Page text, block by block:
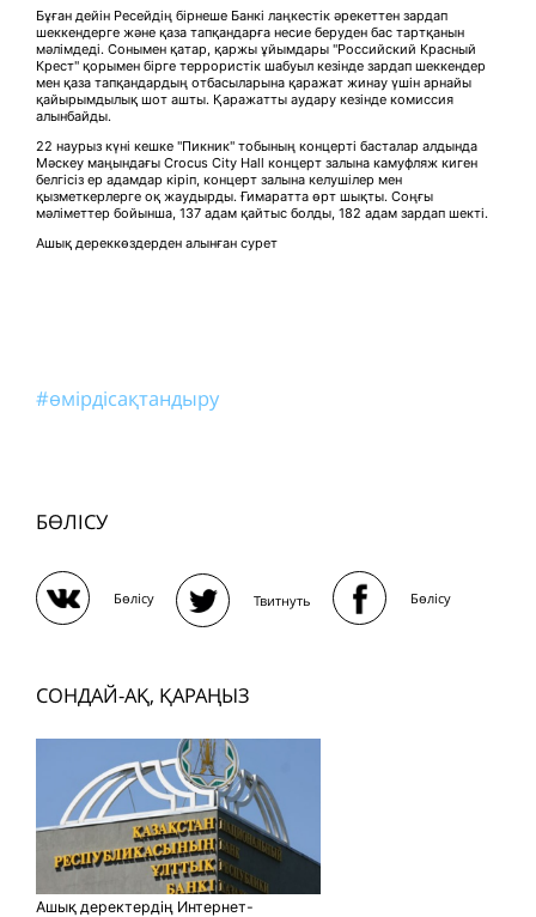
Бұған дейін Ресейдің бірнеше Банкі лаңкестік әрекеттен зардап
шеккендерге және қаза тапқандарға несие беруден бас тартқанын
мәлімдеді. Сонымен қатар, қаржы ұйымдары "Российский Красный
Крест" қорымен бірге террористік шабуыл кезінде зардап шеккендер
мен қаза тапқандардың отбасыларына қаражат жинау үшін арнайы
қайырымдылық шот ашты. Қаражатты аудару кезінде комиссия
алынбайды.
22 наурыз күні кешке "Пикник" тобының концерті басталар алдында
Мәскеу маңындағы Crocus City Hall концерт залына камуфляж киген
белгісіз ер адамдар кіріп, концерт залына келушілер мен
қызметкерлерге оқ жаудырды. Ғимаратта өрт шықты. Соңғы
мәліметтер бойынша, 137 адам қайтыс болды, 182 адам зардап шекті.
Ашық дереккөздерден алынған сурет
#өмірдісақтандыру
БӨЛІСУ
Бөлісу Твитнуть Бөлісу
СОНДАЙ-АҚ, ҚАРАҢЫЗ
Ашық деректердің Интернет-